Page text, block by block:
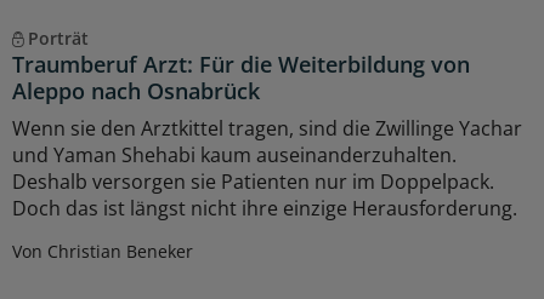
Porträt
Traumberuf Arzt: Für die Weiterbildung von
Aleppo nach Osnabrück
Wenn sie den Arztkittel tragen, sind die Zwillinge Yachar
und Yaman Shehabi kaum auseinanderzuhalten.
Deshalb versorgen sie Patienten nur im Doppelpack.
Doch das ist längst nicht ihre einzige Herausforderung.
Von Christian Beneker